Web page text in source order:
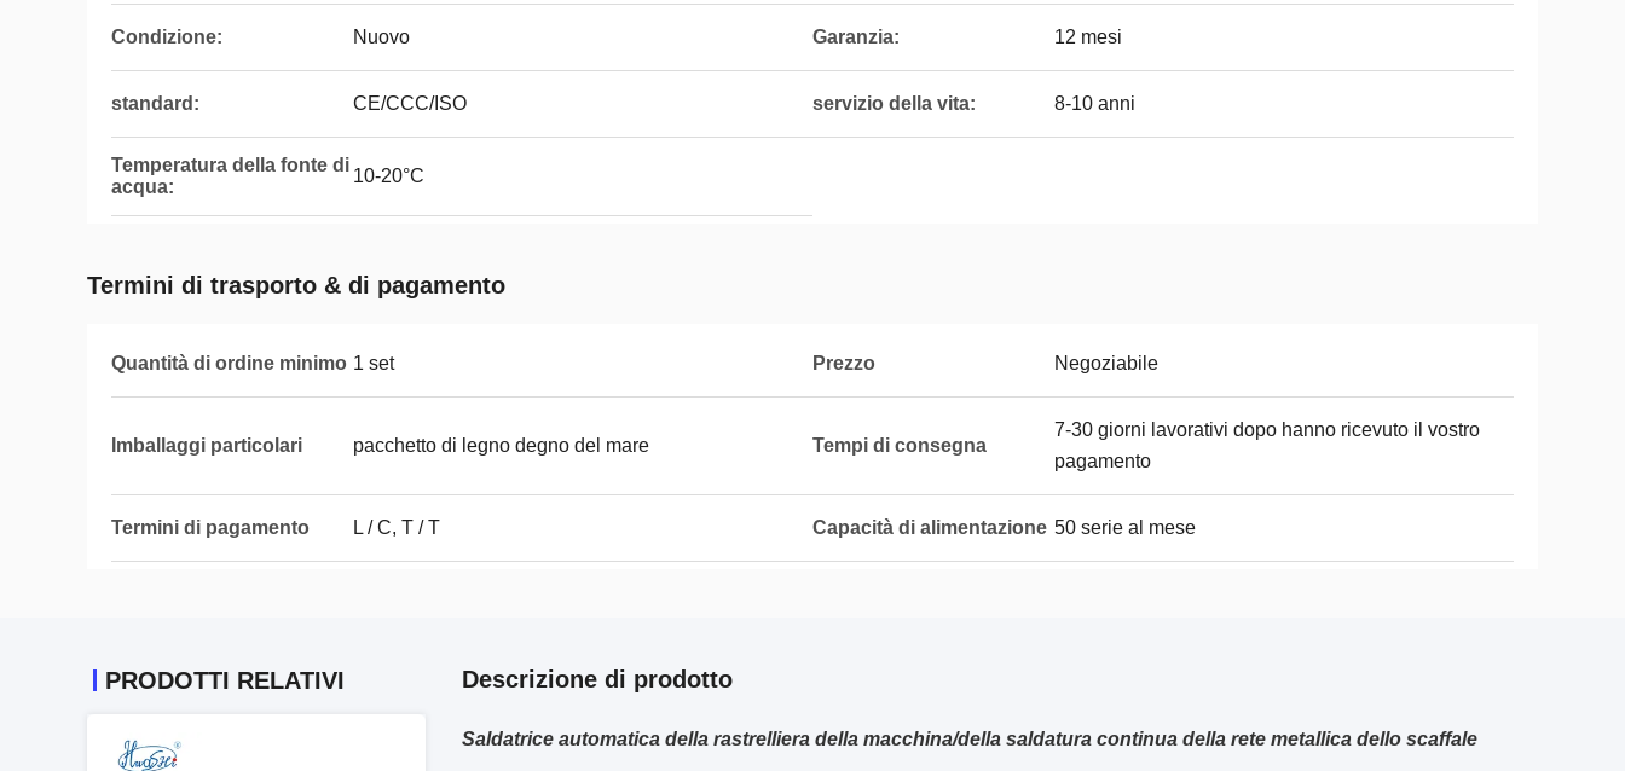
Condizione: Nuovo Garanzia: 12 mesi
standard: CE/CCC/ISO servizio della vita: 8-10 anni
Temperatura della fonte di
acqua:
10-20°C
Termini di trasporto & di pagamento
Quantità di ordine minimo 1 set Prezzo Negoziabile
Imballaggi particolari pacchetto di legno degno del mare Tempi di consegna
7-30 giorni lavorativi dopo hanno ricevuto il vostro
pagamento
Termini di pagamento L / C, T / T Capacità di alimentazione 50 serie al mese
PRODOTTI RELATIVI Descrizione di prodotto
Saldatrice automatica della rastrelliera della macchina/della saldatura continua della rete metallica dello scaffale